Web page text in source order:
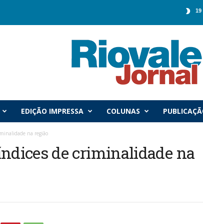
19
EDIÇÃO IMPRESSA COLUNAS
na região
de criminalidade na